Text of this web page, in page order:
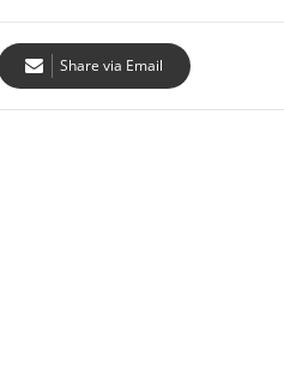
Share via Email